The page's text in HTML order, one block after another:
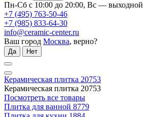
Пн-Сб с 10:00 до 20:00, Вс — выходной
+7 (495) 763-50-46
+7 (985) 833-64-30
info@ceramic-center.ru
Ваш город Москва, верно?
Да Нет
Керамическая плитка 20753
Керамическая плитка 20753
Посмотреть все товары
Плитка для ванной 8779